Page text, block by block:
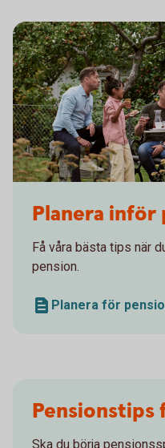
Planera inför
Få våra bästa tips när
pension.
Planera för
Pensionstips
Ska du börja